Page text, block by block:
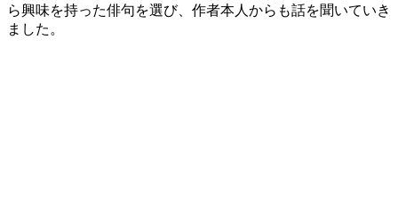
ら興味を持った俳句を選び、作者本人からも話を聞いていき
ました。